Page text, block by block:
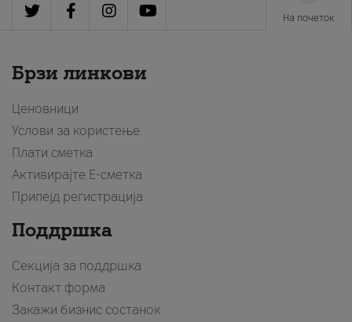
На почеток
Брзи линкови
Ценовници
Услови за користење
Плати сметка
Активирајте Е-сметка
Припејд регистрација
Поддршка
Секција за поддршка
Контакт форма
Закажи бизнис состанок